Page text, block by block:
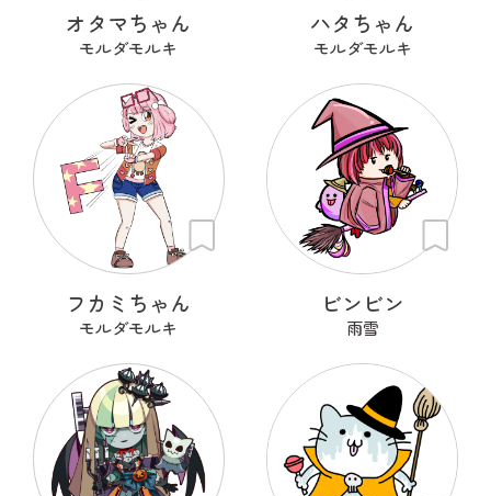
オタマちゃん
モルダモルキ
ハタちゃん
モルダモルキ
フカミちゃん
モルダモルキ
ビンビン
雨雪